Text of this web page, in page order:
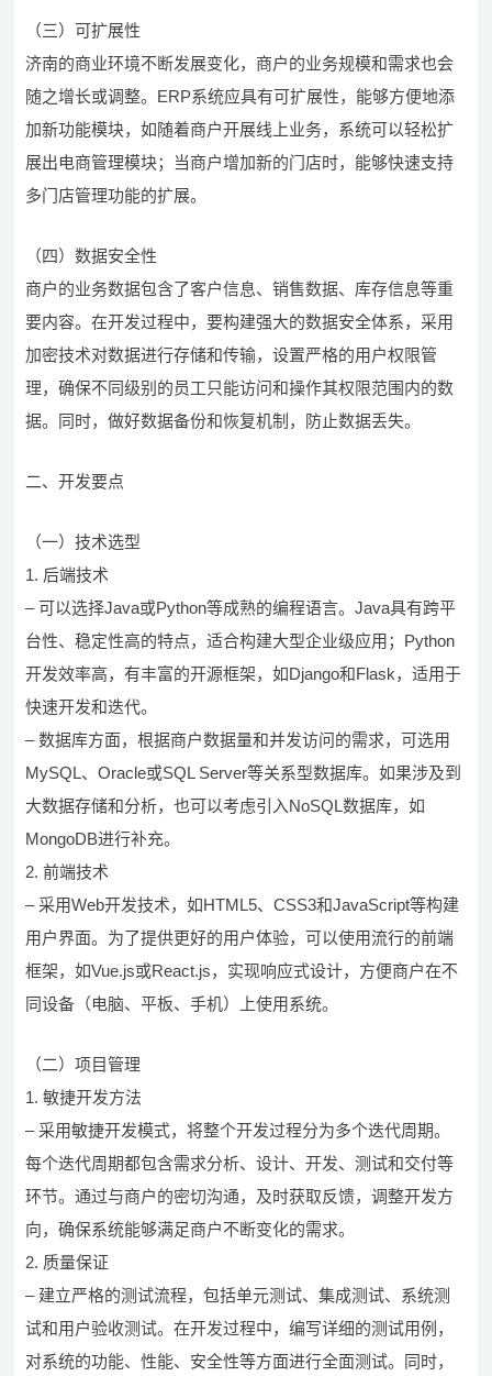
（三）可扩展性
济南的商业环境不断发展变化，商户的业务规模和需求也会
随之增长或调整。ERP系统应具有可扩展性，能够方便地添
加新功能模块，如随着商户开展线上业务，系统可以轻松扩
展出电商管理模块；当商户增加新的门店时，能够快速支持
多门店管理功能的扩展。
（四）数据安全性
商户的业务数据包含了客户信息、销售数据、库存信息等重
要内容。在开发过程中，要构建强大的数据安全体系，采用
加密技术对数据进行存储和传输，设置严格的用户权限管
理，确保不同级别的员工只能访问和操作其权限范围内的数
据。同时，做好数据备份和恢复机制，防止数据丢失。
二、开发要点
（一）技术选型
1. 后端技术
– 可以选择Java或Python等成熟的编程语言。Java具有跨平
台性、稳定性高的特点，适合构建大型企业级应用；Python
开发效率高，有丰富的开源框架，如Django和Flask，适用于
快速开发和迭代。
– 数据库方面，根据商户数据量和并发访问的需求，可选用
MySQL、Oracle或SQL Server等关系型数据库。如果涉及到
大数据存储和分析，也可以考虑引入NoSQL数据库，如
MongoDB进行补充。
2. 前端技术
– 采用Web开发技术，如HTML5、CSS3和JavaScript等构建
用户界面。为了提供更好的用户体验，可以使用流行的前端
框架，如Vue.js或React.js，实现响应式设计，方便商户在不
同设备（电脑、平板、手机）上使用系统。
（二）项目管理
1. 敏捷开发方法
– 采用敏捷开发模式，将整个开发过程分为多个迭代周期。
每个迭代周期都包含需求分析、设计、开发、测试和交付等
环节。通过与商户的密切沟通，及时获取反馈，调整开发方
向，确保系统能够满足商户不断变化的需求。
2. 质量保证
– 建立严格的测试流程，包括单元测试、集成测试、系统测
试和用户验收测试。在开发过程中，编写详细的测试用例，
对系统的功能、性能、安全性等方面进行全面测试。同时，